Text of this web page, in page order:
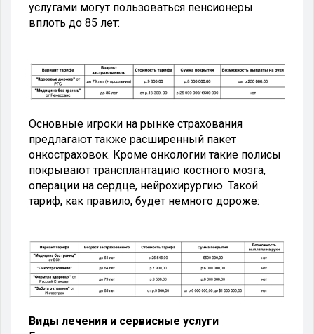
услугами могут пользоваться пенсионеры
вплоть до 85 лет:
Основные игроки на рынке страхования
предлагают также расширенный пакет
онкостраховок. Кроме онкологии такие полисы
покрывают трансплантацию костного мозга,
операции на сердце, нейрохирургию. Такой
тариф, как правило, будет немного дороже:
Виды лечения и сервисные услуги